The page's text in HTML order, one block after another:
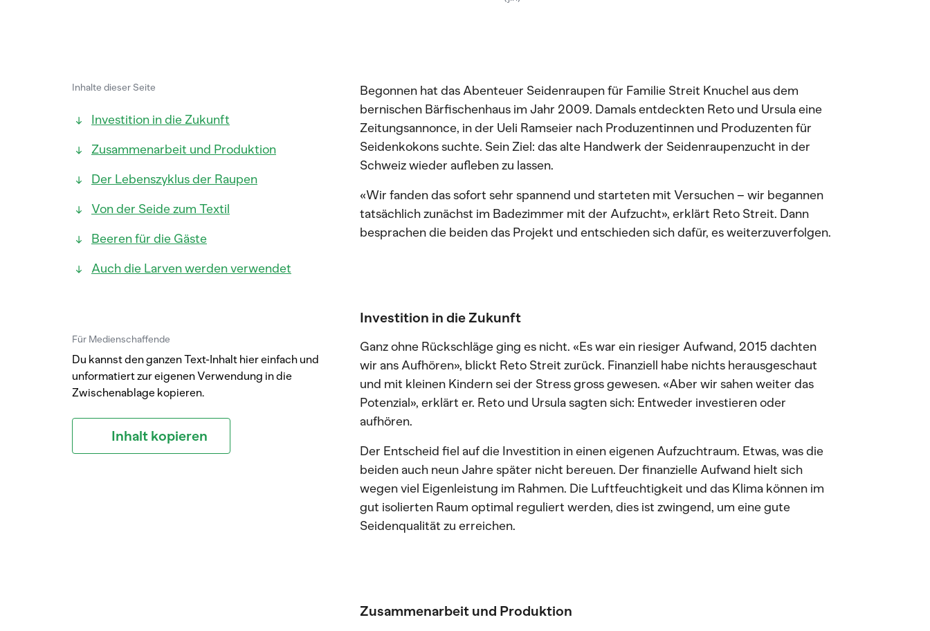
Inhalte dieser Seite
Investition in die Zukunft
Zusammenarbeit und Produktion
Der Lebenszyklus der Raupen
Von der Seide zum Textil
Beeren für die Gäste
Auch die Larven werden verwendet
Für Medienschaffende
Du kannst den ganzen Text-Inhalt hier einfach und
unformatiert zur eigenen Verwendung in die
Zwischenablage kopieren.
Inhalt kopieren
Begonnen hat das Abenteuer Seidenraupen für Familie Streit Knuchel aus dem
bernischen Bärfischenhaus im Jahr 2009. Damals entdeckten Reto und Ursula eine
Zeitungsannonce, in der Ueli Ramseier nach Produzentinnen und Produzenten für
Seidenkokons suchte. Sein Ziel: das alte Handwerk der Seidenraupenzucht in der
Schweiz wieder aufleben zu lassen.
«Wir fanden das sofort sehr spannend und starteten mit Versuchen – wir begannen
tatsächlich zunächst im Badezimmer mit der Aufzucht», erklärt Reto Streit. Dann
besprachen die beiden das Projekt und entschieden sich dafür, es weiterzuverfolgen.
Investition in die Zukunft
Ganz ohne Rückschläge ging es nicht. «Es war ein riesiger Aufwand, 2015 dachten
wir ans Aufhören», blickt Reto Streit zurück. Finanziell habe nichts herausgeschaut
und mit kleinen Kindern sei der Stress gross gewesen. «Aber wir sahen weiter das
Potenzial», erklärt er. Reto und Ursula sagten sich: Entweder investieren oder
aufhören.
Der Entscheid fiel auf die Investition in einen eigenen Aufzuchtraum. Etwas, was die
beiden auch neun Jahre später nicht bereuen. Der finanzielle Aufwand hielt sich
wegen viel Eigenleistung im Rahmen. Die Luftfeuchtigkeit und das Klima können im
gut isolierten Raum optimal reguliert werden, dies ist zwingend, um eine gute
Seidenqualität zu erreichen.
Zusammenarbeit und Produktion